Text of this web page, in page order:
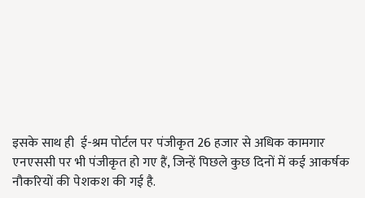
इसके साथ ही ई-श्रम पोर्टल पर पंजीकृत 26 हजार से अधिक कामगार
एनएससी पर भी पंजीकृत हो गए हैं, जिन्हें पिछले कुछ दिनों में कई आकर्षक
नौकरियों की पेशकश की गई है.